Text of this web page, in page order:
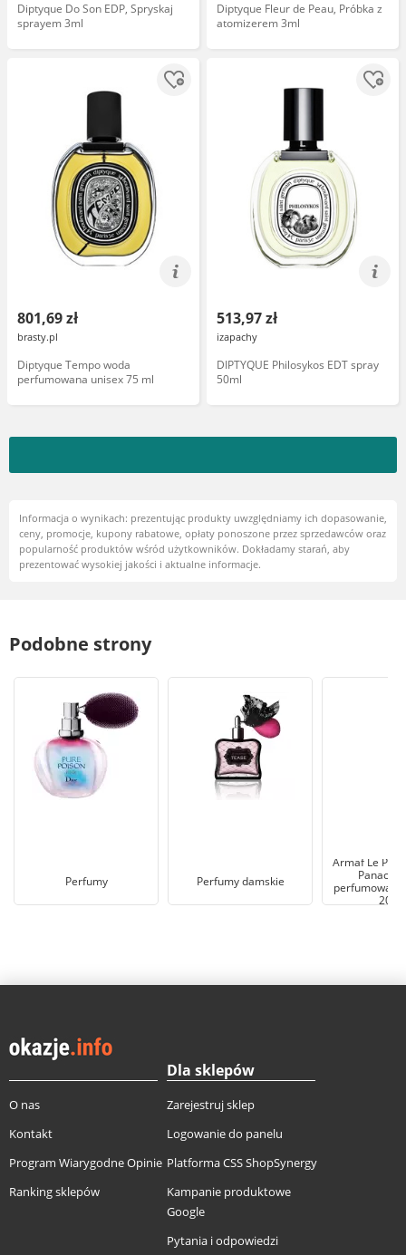
Diptyque Do Son EDP, Spryskaj
sprayem 3ml
Diptyque Fleur de Peau, Próbka z
atomizerem 3ml
801,69 zł
brasty.pl
Diptyque Tempo woda
perfumowana unisex 75 ml
513,97 zł
izapachy
DIPTYQUE Philosykos EDT spray
50ml
Informacja o wynikach: prezentując produkty uwzględniamy ich dopasowanie,
ceny, promocje, kupony rabatowe, opłaty ponoszone przez sprzedawców oraz
popularność produktów wśród użytkowników. Dokładamy starań, aby
prezentować wysokiej jakości i aktualne informacje.
Podobne strony
Perfumy Perfumy damskie
Armaf Le
Panache
O nas
Kontakt
Program Wiarygodne Opinie
Ranking sklepów
Dla sklepów
Zarejestruj sklep
Logowanie do panelu
Platforma CSS ShopSynergy
Kampanie produktowe
Google
Pytania i odpowiedzi